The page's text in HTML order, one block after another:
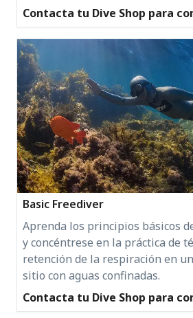
Contacta tu Dive Shop para
Basic Freediver
Aprenda los principios básicos
y concéntrese en la práctica de
retención de la respiración en
sitio con aguas confinadas.
Contacta tu Dive Shop para